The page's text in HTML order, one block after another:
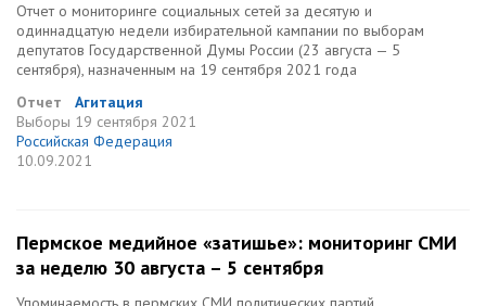
Отчет о мониторинге социальных сетей за десятую и
одиннадцатую недели избирательной кампании по выборам
депутатов Государственной Думы России (23 августа — 5
сентября), назначенным на 19 сентября 2021 года
Отчет
Агитация
Выборы 19 сентября 2021
Российская Федерация
10.09.2021
Пермское медийное «затишье»: мониторинг СМИ
за неделю 30 августа – 5 сентября